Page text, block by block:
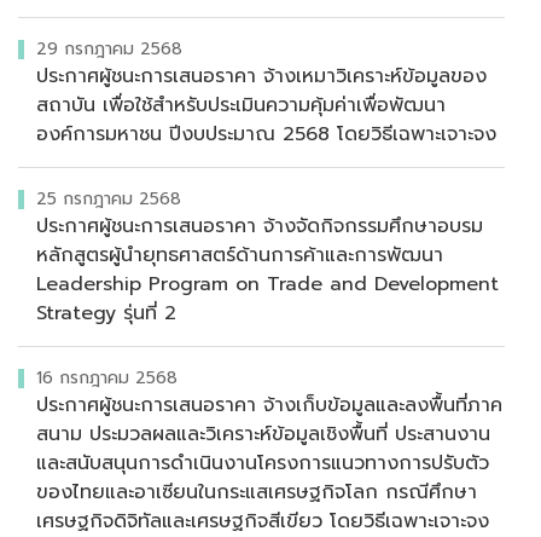
29 กรกฎาคม 2568
ประกาศผู้ชนะการเสนอราคา จ้างเหมาวิเคราะห์ข้อมูลของ
สถาบัน เพื่อใช้สำหรับประเมินความคุ้มค่าเพื่อพัฒนา
องค์การมหาชน ปีงบประมาณ 2568 โดยวิธีเฉพาะเจาะจง
25 กรกฎาคม 2568
ประกาศผู้ชนะการเสนอราคา จ้างจัดกิจกรรมศึกษาอบรม
หลักสูตรผู้นำยุทธศาสตร์ด้านการค้าและการพัฒนา
Leadership Program on Trade and Development
Strategy รุ่นที่ 2
16 กรกฎาคม 2568
ประกาศผู้ชนะการเสนอราคา จ้างเก็บข้อมูลและลงพื้นที่ภาค
สนาม ประมวลผลและวิเคราะห์ข้อมูลเชิงพื้นที่ ประสานงาน
และสนับสนุนการดำเนินงานโครงการแนวทางการปรับตัว
ของไทยและอาเซียนในกระแสเศรษฐกิจโลก กรณีศึกษา
เศรษฐกิจดิจิทัลและเศรษฐกิจสีเขียว โดยวิธีเฉพาะเจาะจง